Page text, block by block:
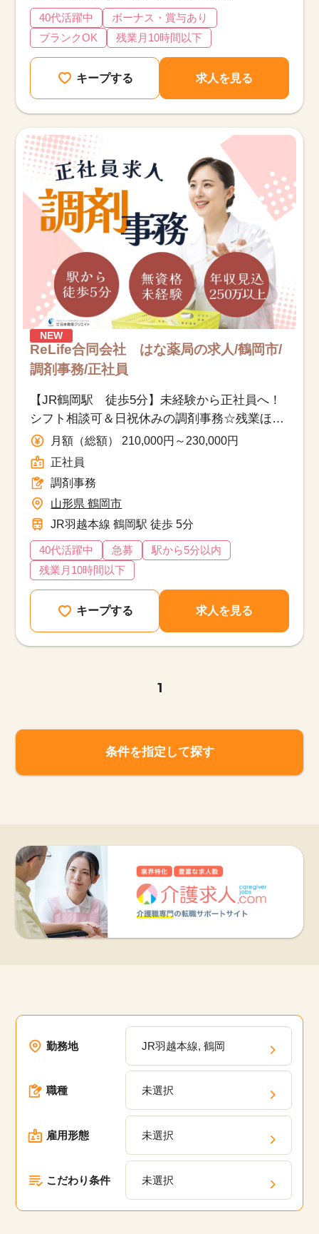
40代活躍中
ボーナス・賞与あり
ブランクOK
残業月10時間以下
キープする 求人を見る
NEW
ReLife合同会社 はな薬局の求人/鶴岡市/
調剤事務/正社員
【JR鶴岡駅 徒歩5分】未経験から正社員へ！
シフト相談可＆日祝休みの調剤事務☆残業ほぼ
ナシ＆子育て両立も安心
月額（総額） 210,000円～230,000円
正社員
調剤事務
山形県 鶴岡市
JR羽越本線 鶴岡駅 徒歩 5分
40代活躍中 急募
駅から5分以内
残業月10時間以下
キープする 求人を見る
1
条件を指定して探す
勤務地 JR羽越本線, 鶴岡
職種 未選択
雇用形態 未選択
こだわり条件 未選択
該当件数
9,621 件